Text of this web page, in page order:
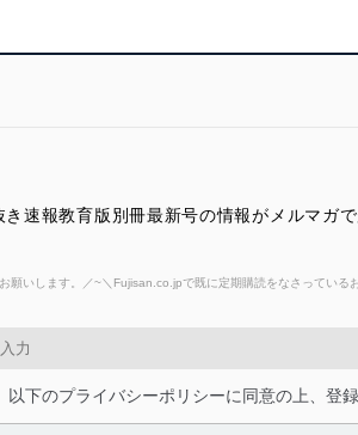
報教育版別冊最新号の情報がメルマガ
いします。／~＼Fujisan.co.jpで既に定期購読をなさっている
以下のプライバシーポリシーに同意の上、登録